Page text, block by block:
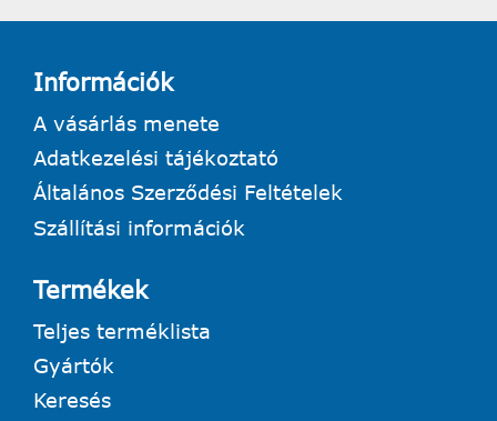
Információk
A vásárlás menete
Adatkezelési tájékoztató
Általános Szerződési Feltételek
Szállítási információk
Termékek
Teljes terméklista
Gyártók
Keresés